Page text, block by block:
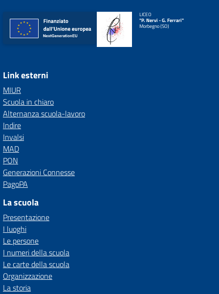
LICEO
"P. Nervi - G. Ferrari"
Morbegno (SO)
Link esterni
MIUR
Scuola in chiaro
Alternanza scuola-lavoro
Indire
Invalsi
MAD
PON
Generazioni Connesse
PagoPA
La scuola
Presentazione
I luoghi
Le persone
I numeri della scuola
Le carte della scuola
Organizzazione
La storia